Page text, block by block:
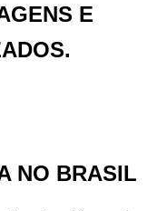
E
NO BRASIL